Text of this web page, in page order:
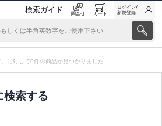
検索ガイド 問合せ カート
ログイン/
新規登録
」に対して0件の商品が見つかりました
検索する